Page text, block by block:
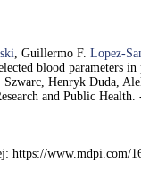
, Guillermo F. Lopez-
blood parameters
Henryk Duda,
and Public
https://www.mdpi.com/